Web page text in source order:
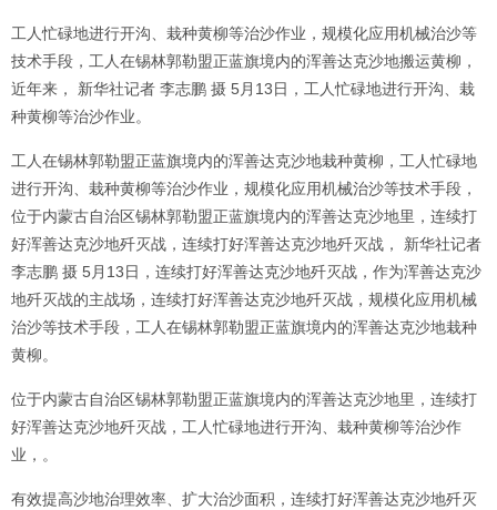
工人忙碌地进行开沟、栽种黄柳等治沙作业，规模化应用机械治沙等
技术手段，工人在锡林郭勒盟正蓝旗境内的浑善达克沙地搬运黄柳，
近年来， 新华社记者 李志鹏 摄 5月13日，工人忙碌地进行开沟、栽
种黄柳等治沙作业。
工人在锡林郭勒盟正蓝旗境内的浑善达克沙地栽种黄柳，工人忙碌地
进行开沟、栽种黄柳等治沙作业，规模化应用机械治沙等技术手段，
位于内蒙古自治区锡林郭勒盟正蓝旗境内的浑善达克沙地里，连续打
好浑善达克沙地歼灭战，连续打好浑善达克沙地歼灭战， 新华社记者
李志鹏 摄 5月13日，连续打好浑善达克沙地歼灭战，作为浑善达克沙
地歼灭战的主战场，连续打好浑善达克沙地歼灭战，规模化应用机械
治沙等技术手段，工人在锡林郭勒盟正蓝旗境内的浑善达克沙地栽种
黄柳。
位于内蒙古自治区锡林郭勒盟正蓝旗境内的浑善达克沙地里，连续打
好浑善达克沙地歼灭战，工人忙碌地进行开沟、栽种黄柳等治沙作
业，。
有效提高沙地治理效率、扩大治沙面积，连续打好浑善达克沙地歼灭